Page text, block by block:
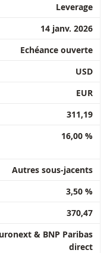
Leverage
14 janv. 2026
Echéance ouverte
USD
EUR
311,19
16,00 %
Autres sous-jacents
3,50 %
370,47
& BNP Paribas
direct